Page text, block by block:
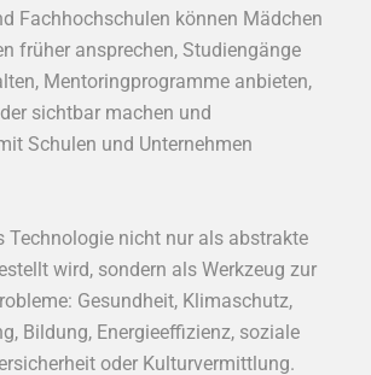
Fachhochschulen können Mädchen
früher ansprechen, Studiengänge
Mentoringprogramme anbieten,
sichtbar machen und
Schulen und Unternehmen
Technologie nicht nur als abstrakte
wird, sondern als Werkzeug zur
Gesundheit, Klimaschutz,
Bildung, Energieeffizienz, soziale
oder Kulturvermittlung.